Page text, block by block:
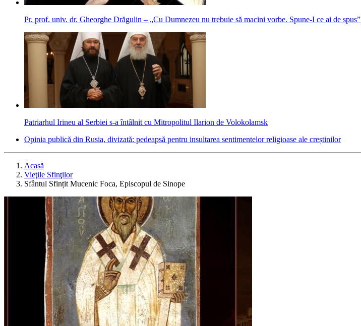
Pr. prof. univ. dr. Gheorghe Drăgulin – „Cu Dumnezeu nu trebuie să macini vorbe. Spune-I ce ai de spus”
Patriarhul Irineu al Serbiei s-a întâlnit cu Mitropolitul Ilarion de Volokolamsk
Opinia publică din Rusia, divizată: pedeapsă pentru insultarea sentimentelor religioase ale creștinilor
Acasă
Vieţile Sfinţilor
Sfântul Sfințit Mucenic Foca, Episcopul de Sinope